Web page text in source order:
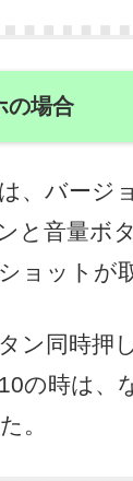
の場合
、バージ
と音量ボ
ョットが
ン同時押
の時は、
。